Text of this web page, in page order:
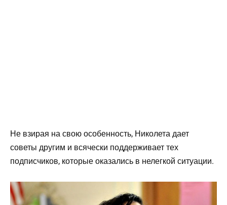
Не взирая на свою особенность, Николета дает
советы другим и всячески поддерживает тех
подписчиков, которые оказались в нелегкой ситуации.